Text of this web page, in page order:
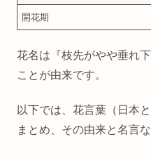
開花期
花名は『枝先がやや垂れ
ことが由来です。
以下では、花言葉（日本
まとめ、その由来と名言